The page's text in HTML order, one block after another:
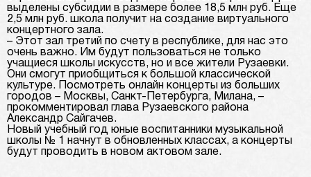
выделены субсидии в размере более 18,5 млн руб. Еще
2,5 млн руб. школа получит на создание виртуального
концертного зала.
– Этот зал третий по счету в республике, для нас это
очень важно. Им будут пользоваться не только
учащиеся школы искусств, но и все жители Рузаевки.
Они смогут приобщиться к большой классической
культуре. Посмотреть онлайн концерты из больших
городов – Москвы, Санкт-Петербурга, Милана, –
прокомментировал глава Рузаевского района
Александр Сайгачев.
Новый учебный год юные воспитанники музыкальной
школы № 1 начнут в обновленных классах, а концерты
будут проводить в новом актовом зале.